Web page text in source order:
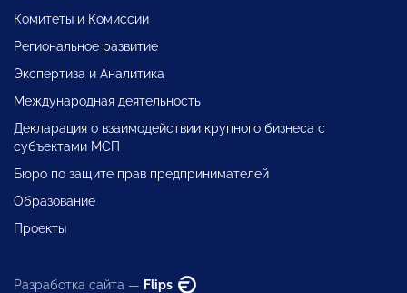
Комитеты и Комиссии
Региональное развитие
Экспертиза и Аналитика
Международная деятельность
Декларация о взаимодействии крупного бизнеса с
субъектами МСП
Бюро по защите прав предпринимателей
Образование
Проекты
Разработка сайта — Flips